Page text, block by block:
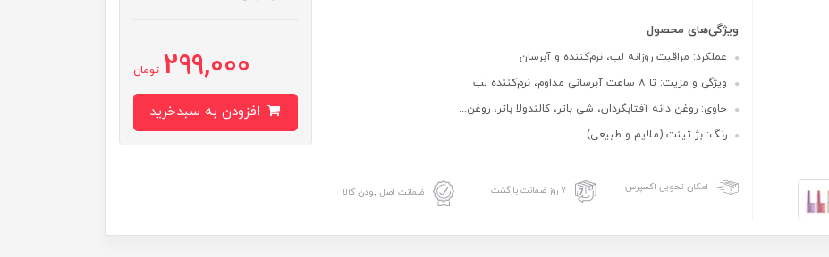
ویژگی‌های محصول
عملکرد: مراقبت روزانه لب، نرم‌کننده و آبرسان
ویژگی و مزیت: تا ۸ ساعت آبرسانی مداوم، نرم‌کننده لب
حاوی: روغن دانه آفتابگردان، شی باتر، کالندولا باتر، روغن...
رنگ: بژ تینت (ملایم و طبیعی)
امکان تحویل اکسپرس ۷ روز ضمانت بازگشت ضمانت اصل بودن کالا
299,000 تومان